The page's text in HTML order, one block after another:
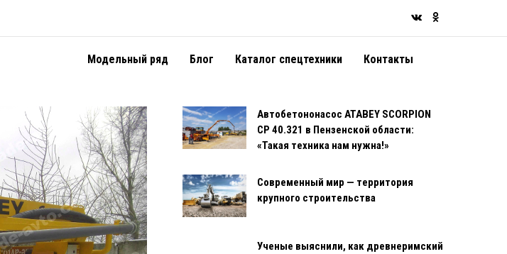
Модельный ряд Блог Каталог спецтехники Контакты
Автобетононасос ATABEY SCORPION
CP 40.321 в Пензенской области:
«Такая техника нам нужна!»
Современный мир — территория
крупного строительства
Ученые выяснили, как древнеримский